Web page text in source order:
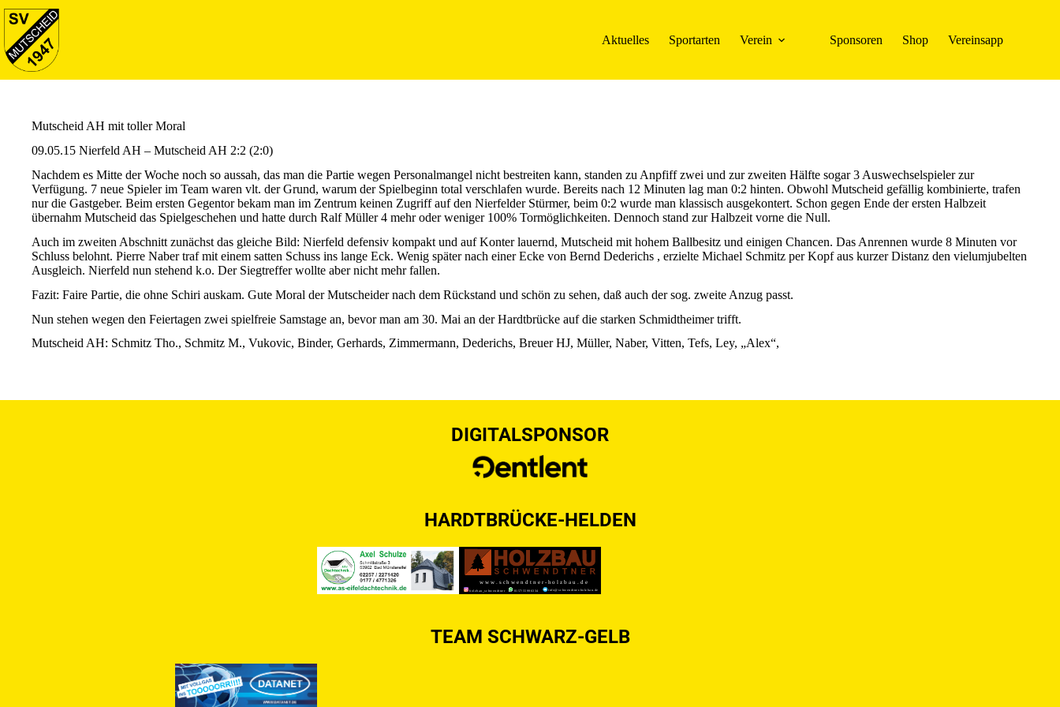
Aktuelles Sportarten Verein Sponsoren Shop Vereinsapp
Mutscheid AH mit toller Moral
09.05.15 Nierfeld AH – Mutscheid AH 2:2 (2:0)
Nachdem es Mitte der Woche noch so aussah, das man die Partie wegen Personalmangel nicht bestreiten kann, standen zu Anpfiff zwei und zur zweiten Hälfte sogar 3 Auswechselspieler zur
Verfügung. 7 neue Spieler im Team waren vlt. der Grund, warum der Spielbeginn total verschlafen wurde. Bereits nach 12 Minuten lag man 0:2 hinten. Obwohl Mutscheid gefällig kombinierte, trafen
nur die Gastgeber. Beim ersten Gegentor bekam man im Zentrum keinen Zugriff auf den Nierfelder Stürmer, beim 0:2 wurde man klassisch ausgekontert. Schon gegen Ende der ersten Halbzeit
übernahm Mutscheid das Spielgeschehen und hatte durch Ralf Müller 4 mehr oder weniger 100% Tormöglichkeiten. Dennoch stand zur Halbzeit vorne die Null.
Auch im zweiten Abschnitt zunächst das gleiche Bild: Nierfeld defensiv kompakt und auf Konter lauernd, Mutscheid mit hohem Ballbesitz und einigen Chancen. Das Anrennen wurde 8 Minuten vor
Schluss belohnt. Pierre Naber traf mit einem satten Schuss ins lange Eck. Wenig später nach einer Ecke von Bernd Dederichs , erzielte Michael Schmitz per Kopf aus kurzer Distanz den vielumjubelten
Ausgleich. Nierfeld nun stehend k.o. Der Siegtreffer wollte aber nicht mehr fallen.
Fazit: Faire Partie, die ohne Schiri auskam. Gute Moral der Mutscheider nach dem Rückstand und schön zu sehen, daß auch der sog. zweite Anzug passt.
Nun stehen wegen den Feiertagen zwei spielfreie Samstage an, bevor man am 30. Mai an der Hardtbrücke auf die starken Schmidtheimer trifft.
Mutscheid AH: Schmitz Tho., Schmitz M., Vukovic, Binder, Gerhards, Zimmermann, Dederichs, Breuer HJ, Müller, Naber, Vitten, Tefs, Ley, „Alex“,
DIGITALSPONSOR
HARDTBRÜCKE-HELDEN
TEAM SCHWARZ-GELB